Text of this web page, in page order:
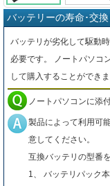
バッテリーの寿命･交
バッテリが劣化して駆動
必要です。 ノートパソコ
して購入することができま
ノートパソコンに添
製品によって利用可
意してください。
互換バッテリの型番
1、 バッテリパック